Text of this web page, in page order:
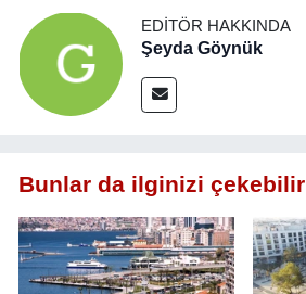
EDITÖR HAKKINDA
Şeyda Göynük
Bunlar da ilginizi çekebilir